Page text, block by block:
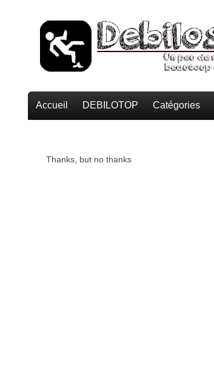
Accueil DEBILOTOP Catégories
Thanks, but no thanks